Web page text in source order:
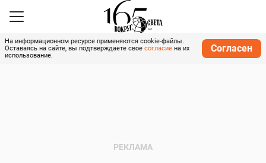
На информационном ресурсе применяются cookie-файлы.
Оставаясь на сайте, вы подтверждаете свое согласие на их
использование.
Согласен